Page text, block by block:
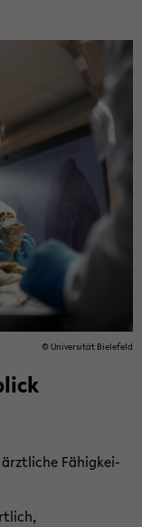
© Uni­ver­si­tät Bie­le­feld
ärzt­li­che Fä­hig­kei­